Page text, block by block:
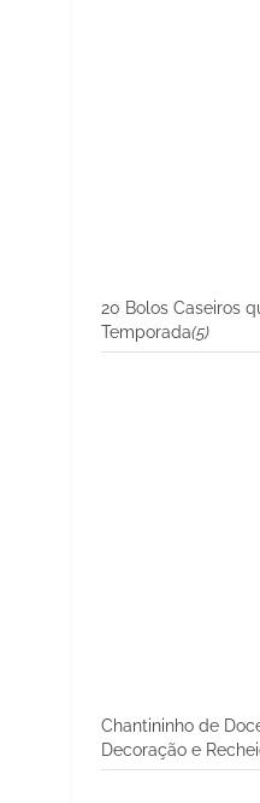
20 Bolos Caseiros
Temporada(5)
Chantininho de
Decoração e